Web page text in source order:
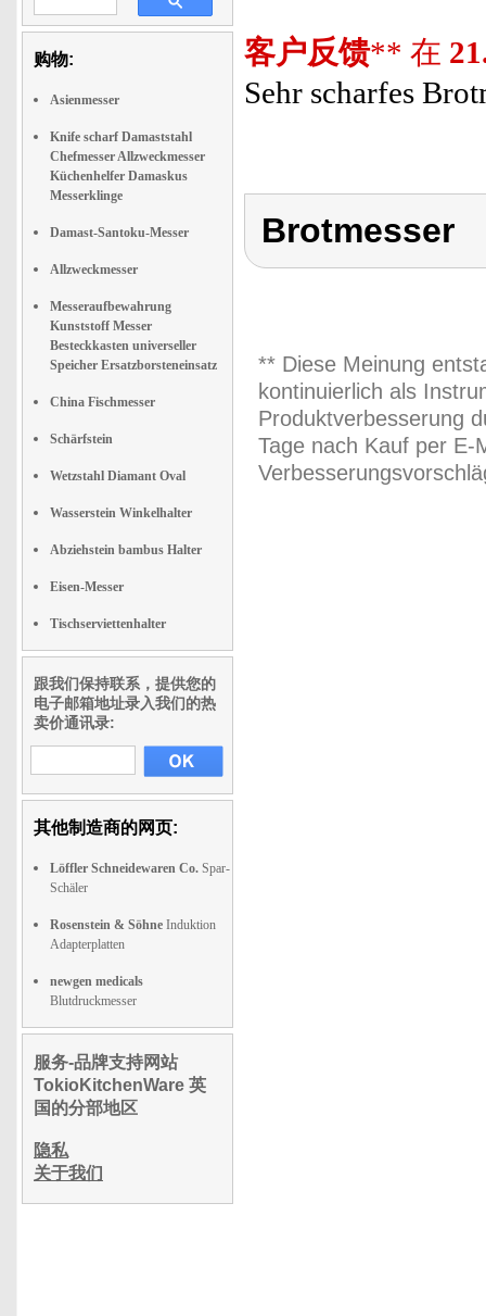
购物:
Asienmesser
Knife scharf Damaststahl
Chefmesser Allzweckmesser
Küchenhelfer Damaskus
Messerklinge
Damast-Santoku-Messer
Allzweckmesser
Messeraufbewahrung
Kunststoff Messer
Besteckkasten universeller
Speicher Ersatzborsteneinsatz
China Fischmesser
Schärfstein
Wetzstahl Diamant Oval
Wasserstein Winkelhalter
Abziehstein bambus Halter
Eisen-Messer
Tischserviettenhalter
跟我们保持联系，提供您的
电子邮箱地址录入我们的热
卖价通讯录:
其他制造商的网页:
Löffler Schneidewaren Co. Spar-
Schäler
Rosenstein & Söhne Induktion
Adapterplatten
newgen medicals
Blutdruckmesser
服务-品牌支持网站
TokioKitchenWare 英
国的分部地区
隐私
关于我们
客户反馈** 在
Sehr scharfes
Brotmesser
** Diese Meinung
kontinuierlich als
Produktverbesserung
Tage nach Kauf per E-